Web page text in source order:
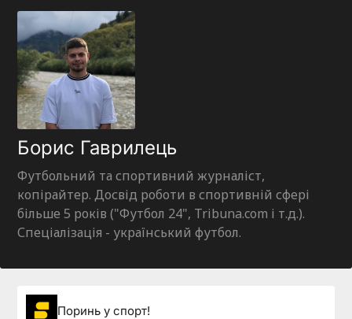
Борис Гаврилець
Футбольний та спортивний журналіст,
копірайтер. Досвід роботи в спортивній сфері
більше 5 років ("Футбол 24", Tribuna.com і т.д.).
Спеціалізація - український футбол.
Поринь у спорт!